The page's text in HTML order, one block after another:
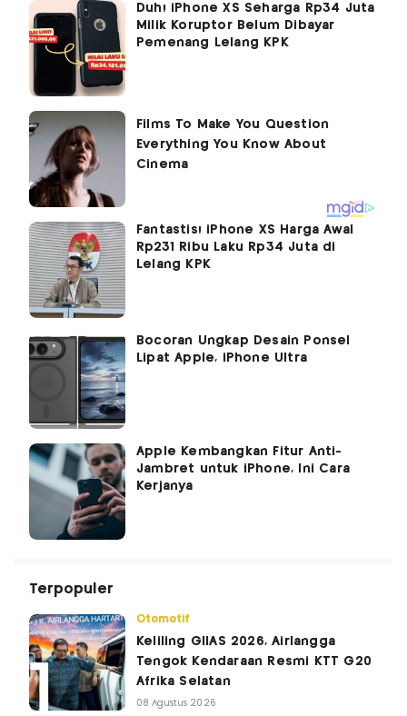
Duh! iPhone XS Seharga Rp34 Juta
Milik Koruptor Belum Dibayar
Pemenang Lelang KPK
Fantastis! iPhone XS Harga Awal
Rp231 Ribu Laku Rp34 Juta di
Lelang KPK
Bocoran Ungkap Desain Ponsel
Lipat Apple, iPhone Ultra
Apple Kembangkan Fitur Anti-
Jambret untuk iPhone, Ini Cara
Kerjanya
Terpopuler
Otomotif
Keliling GIIAS 2026, Airlangga
Tengok Kendaraan Resmi KTT G20
Afrika Selatan
08 Agustus 2026